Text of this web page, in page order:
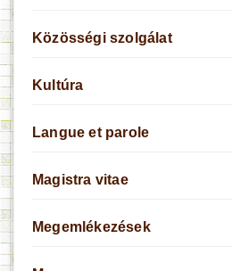
Közösségi szolgálat
Kultúra
Langue et parole
Magistra vitae
Megemlékezések